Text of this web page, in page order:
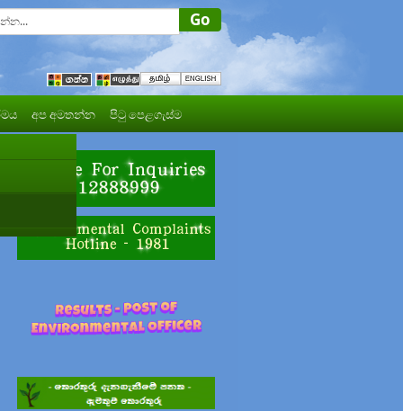
අප අමතන්න පිටු පෙළගැස්ම